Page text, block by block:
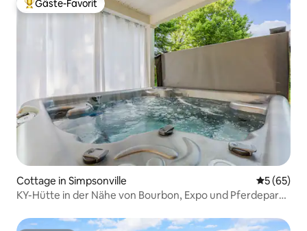
Beliebter Gäste-Favorit.
Gäste-Favorit
Cottage in Simpsonville
5 (65)
KY-Hütte in der Nähe von Bourbon, Expo und Pferdepark |